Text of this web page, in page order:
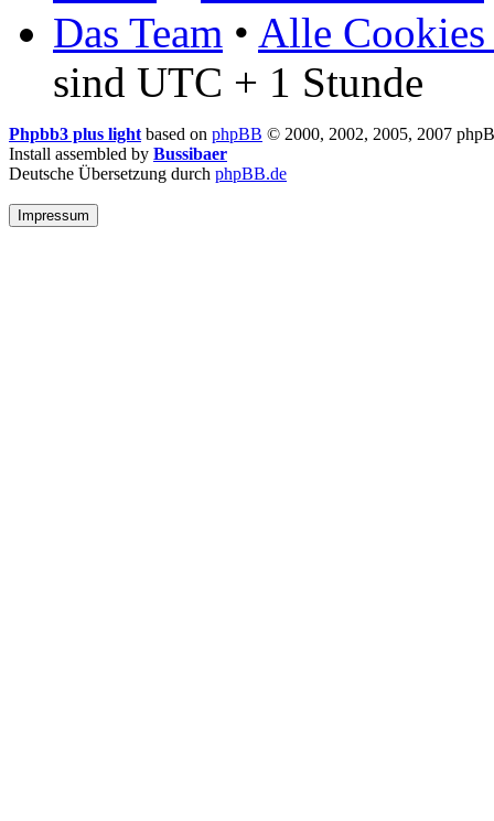
Das Team • Alle Cookies
sind UTC + 1 Stunde
Phpbb3 plus light based on phpBB © 2000, 2002, 2005, 2007
Install assembled by Bussibaer
Deutsche Übersetzung durch phpBB.de